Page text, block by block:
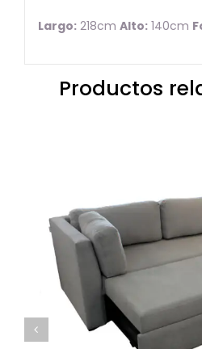
Largo:218cm Alto:140cm
Productos